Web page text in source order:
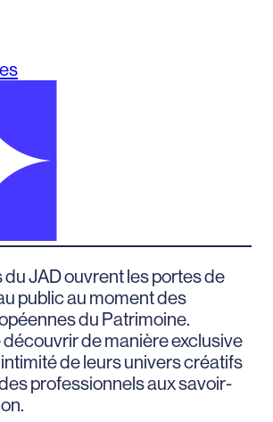
JAD ouvrent les portes de
public au moment des
du Patrimoine.
découvrir de manière exclusive
de leurs univers créatifs
professionnels aux savoir-